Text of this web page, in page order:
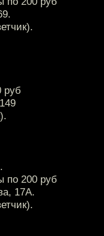
руб
по 200 руб
17А.